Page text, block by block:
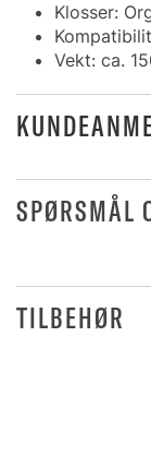
Klosser:
Vekt: ca.
SPØRSMÅL
TILBEHØR